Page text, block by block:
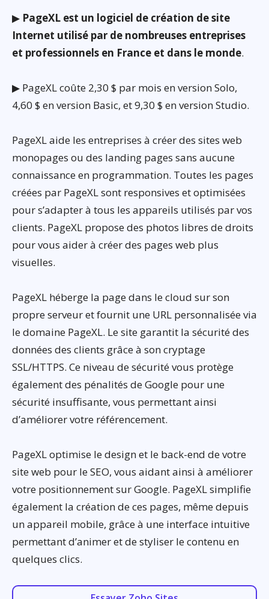
▶ PageXL est un logiciel de création de site
Internet utilisé par de nombreuses entreprises
et professionnels en France et dans le monde.
▶ PageXL coûte 2,30 $ par mois en version Solo,
4,60 $ en version Basic, et 9,30 $ en version Studio.
PageXL aide les entreprises à créer des sites web
monopages ou des landing pages sans aucune
connaissance en programmation. Toutes les pages
créées par PageXL sont responsives et optimisées
pour s’adapter à tous les appareils utilisés par vos
clients. PageXL propose des photos libres de droits
pour vous aider à créer des pages web plus
visuelles.
PageXL héberge la page dans le cloud sur son
propre serveur et fournit une URL personnalisée via
le domaine PageXL. Le site garantit la sécurité des
données des clients grâce à son cryptage
SSL/HTTPS. Ce niveau de sécurité vous protège
également des pénalités de Google pour une
sécurité insuffisante, vous permettant ainsi
d’améliorer votre référencement.
PageXL optimise le design et le back-end de votre
site web pour le SEO, vous aidant ainsi à améliorer
votre positionnement sur Google. PageXL simplifie
également la création de ces pages, même depuis
un appareil mobile, grâce à une interface intuitive
permettant d’animer et de styliser le contenu en
quelques clics.